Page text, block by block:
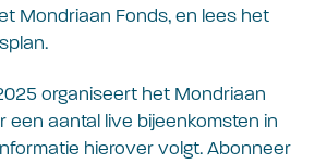
Mondriaan Fonds, en lees het
organiseert het Mondriaan
een aantal live bijeenkomsten in
hierover volgt. Abonneer